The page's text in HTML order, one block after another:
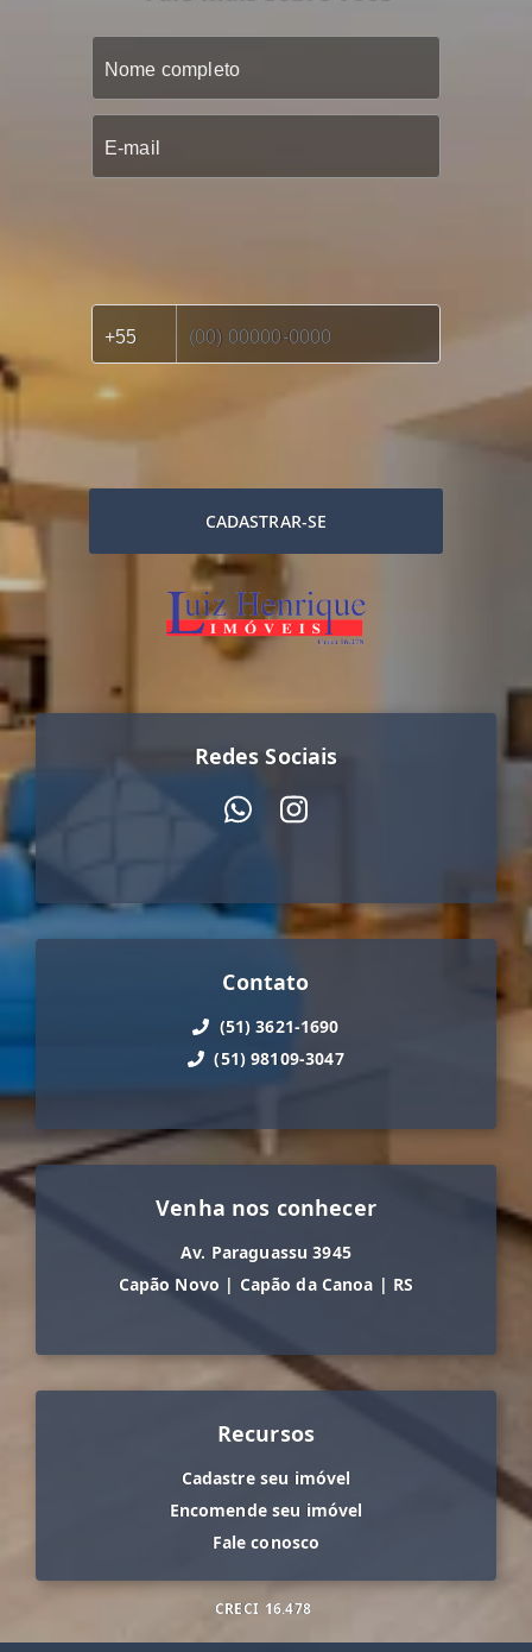
CADASTRAR-SE
Redes Sociais
Contato
(51) 3621-1690
(51) 98109-3047
Venha nos conhecer
Av. Paraguassu 3945
Capão Novo | Capão da Canoa | RS
Recursos
Cadastre seu imóvel
Encomende seu imóvel
Fale conosco
CRECI 16.478